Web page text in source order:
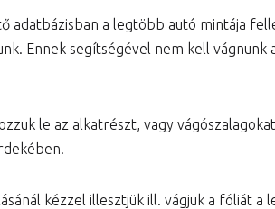
a legtöbb autó mintája
Ennek segítségével nem kell
le az alkatrészt, vagy
kézzel illesztjük ill. vágjuk a fóliát a